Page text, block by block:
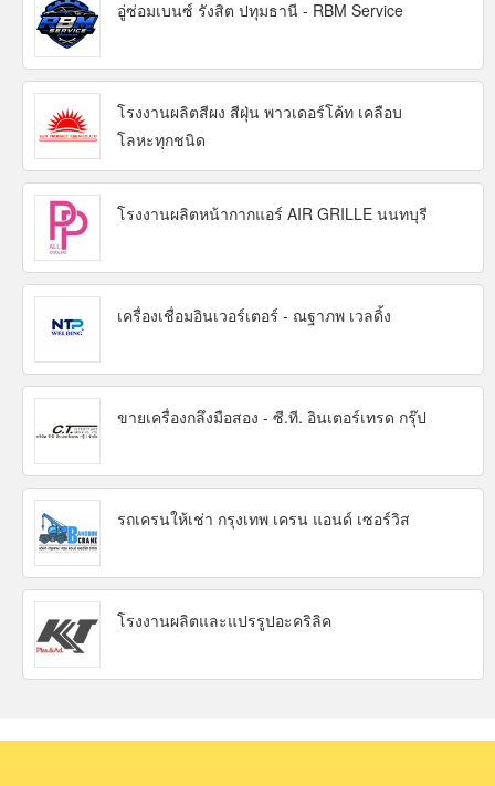
อู่ซ่อมเบนซ์ รังสิต ปทุมธานี - RBM Service
โรงงานผลิตสีผง สีฝุ่น พาวเดอร์โค้ท เคลือบ
โลหะทุกชนิด
โรงงานผลิตหน้ากากแอร์ AIR GRILLE นนทบุรี
เครื่องเชื่อมอินเวอร์เตอร์ - ณฐาภพ เวลดิ้ง
ขายเครื่องกลึงมือสอง - ซี.ที. อินเตอร์เทรด กรุ๊ป
รถเครนให้เช่า กรุงเทพ เครน แอนด์ เซอร์วิส
โรงงานผลิตและแปรรูปอะคริลิค